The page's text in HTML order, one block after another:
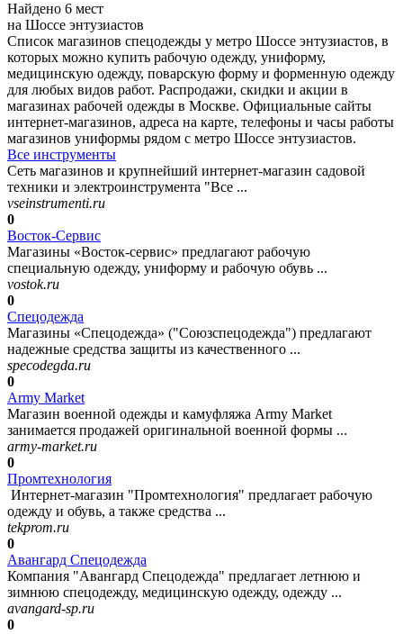
Найдено 6 мест
на Шоссе энтузиастов
Список магазинов спецодежды у метро Шоссе энтузиастов, в
которых можно купить рабочую одежду, униформу,
медицинскую одежду, поварскую форму и форменную одежду
для любых видов работ. Распродажи, скидки и акции в
магазинах рабочей одежды в Москве. Официальные сайты
интернет-магазинов, адреса на карте, телефоны и часы работы
магазинов униформы рядом с метро Шоссе энтузиастов.
Все инструменты
Сеть магазинов и крупнейший интернет-магазин садовой
техники и электроинструмента "Все ...
vseinstrumenti.ru
0
Восток-Сервис
Магазины «Восток-сервис» предлагают рабочую
специальную одежду, униформу и рабочую обувь ...
vostok.ru
0
Спецодежда
Магазины «Спецодежда» ("Союзспецодежда") предлагают
надежные средства защиты из качественного ...
specodegda.ru
0
Army Market
Магазин военной одежды и камуфляжа Army Market
занимается продажей оригинальной военной формы ...
army-market.ru
0
Промтехнология
Интернет-магазин "Промтехнология" предлагает рабочую
одежду и обувь, а также средства ...
tekprom.ru
0
Авангард Спецодежда
Компания "Авангард Спецодежда" предлагает летнюю и
зимнюю спецодежду, медицинскую одежду, одежду ...
avangard-sp.ru
0